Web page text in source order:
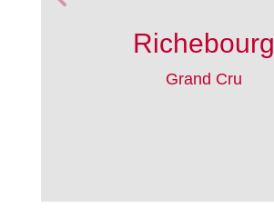
Richebourg
Grand Cru